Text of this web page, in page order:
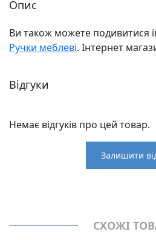
Опис
Ви також можете подивитися
Ручки меблеві. Інтернет
Відгуки
Немає відгуків про цей товар.
Залишити
Модель
СХОЖІ